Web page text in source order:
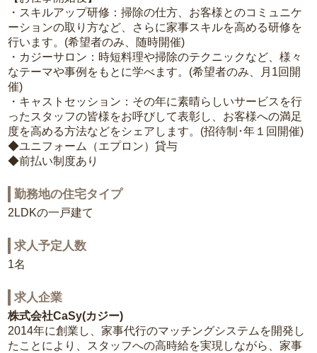
・スキルアップ研修：掃除の仕方、お客様とのコミュニケ
ーションの取り方など、さらに家事スキルを高める研修を
行います。(希望者のみ、随時開催)
・カジーサロン：時短料理や掃除のテクニックなど、様々
なテーマや事例をもとに学べます。(希望者のみ、月1回開
催)
・キャストセッション：その年に素晴らしいサービスを行
ったスタッフの皆様をお呼びして表彰し、お客様への満足
度を高める方法などをシェアします。(招待制･年１回開催)
◆ユニフォーム（エプロン）貸与
◆前払い制度あり
勤務地の住宅タイプ
2LDKの一戸建て
求人予定人数
1名
求人企業
株式会社CaSy(カジー)
2014年に創業し、家事代行のマッチングシステムを開発し
たことにより、スタッフへの高時給を実現しながら、家事